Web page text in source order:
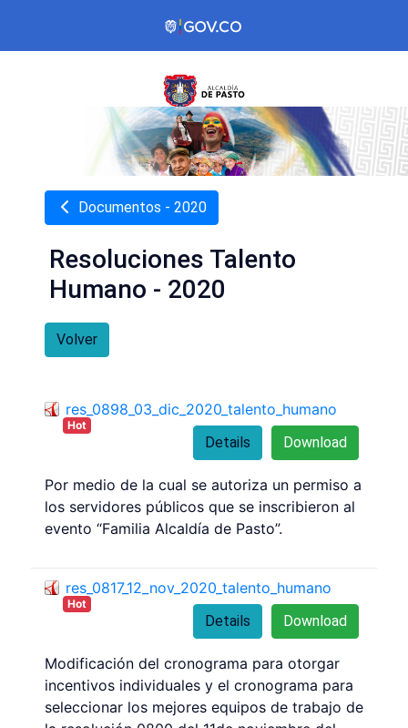
Documentos - 2020
Resoluciones Talento
Humano - 2020
Volver
res_0898_03_dic_2020_talento_humano
Hot
Download
Details
Por medio de la cual se autoriza un permiso a
los servidores públicos que se inscribieron al
evento “Familia Alcaldía de Pasto”.
res_0817_12_nov_2020_talento_humano
Hot
Download
Details
Modificación del cronograma para otorgar
incentivos individuales y el cronograma para
seleccionar los mejores equipos de trabajo de